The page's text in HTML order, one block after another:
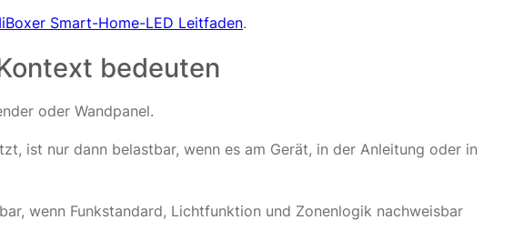
Smart-Home-LED Leitfaden.
bedeuten
oder Wandpanel.
ist nur dann belastbar, wenn es am Gerät, in der Anleitung oder in
wenn Funkstandard, Lichtfunktion und Zonenlogik nachweisbar